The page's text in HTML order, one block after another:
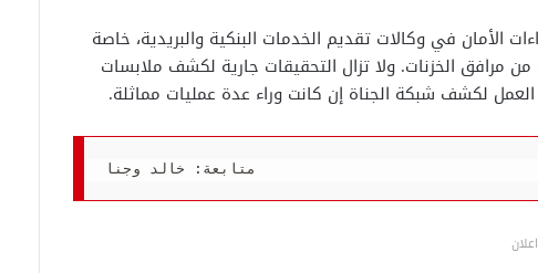
الأمان في وكالات تقديم الخدمات البنكية والبريدية، خاصة
مرافق الخزنات. ولا تزال التحقيقات جارية لكشف ملابسات
لكشف شبكة الجناة إن كانت وراء عدة عمليات مماثلة.
متابعة: خالد وجنا
اعلان